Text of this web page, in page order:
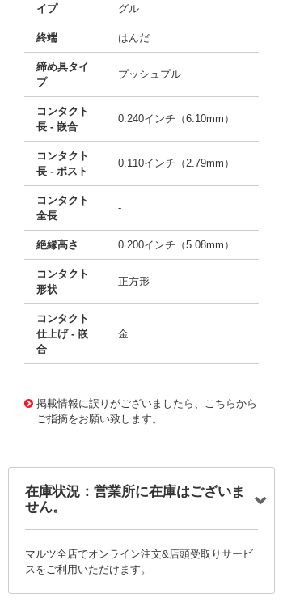
イプ
グル
終端 はんだ
締め具タイ
プ
プッシュプル
コンタクト
長 - 嵌合
0.240インチ（6.10mm）
コンタクト
長 - ポスト
0.110インチ（2.79mm）
コンタクト
全長
-
絶縁高さ 0.200インチ（5.08mm）
コンタクト
形状
正方形
コンタクト
仕上げ - 嵌
合
金
掲載情報に誤りがございましたら、こちらから
ご指摘をお願い致します。
在庫状況：営業所に在庫はございま
せん。
マルツ全店でオンライン注文&店頭受取りサービ
スをご利用いただけます。